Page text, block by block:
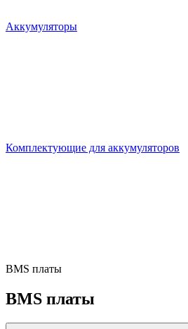
Аккумуляторы
Комплектующие для аккумуляторов
BMS платы
BMS платы